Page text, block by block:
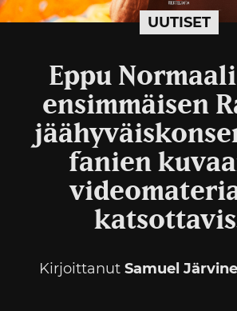
UUTISET
Eppu
ensimmäisen
fanien
Kirjoittanut Samuel